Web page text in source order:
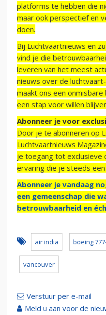
platforms te hebben die
maar ook perspectief en
doen.
Bij Luchtvaartnieuws en
vind je die
leveren van het meest
nieuws over de
maakt ons een
een stap voor willen
Abonneer je voor
Door je te abonneren op
Luchtvaartnieuws
je toegang tot exclusieve
ervaring die je steeds
Abonneer je vandaag
een gemeenschap die
betrouwbaarheid en
air india boeing
vancouver
Verstuur per e-mail
Meld u aan voor de